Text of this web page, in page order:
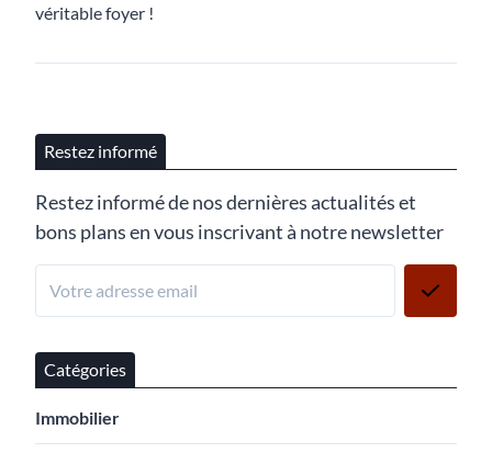
véritable foyer !
Restez informé
Restez informé de nos dernières actualités et
bons plans en vous inscrivant à notre newsletter
Catégories
Immobilier